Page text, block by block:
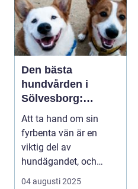
Den bästa
hundvården i
Sölvesborg:
hundtrim
Sölvesborg
Att ta hand om sin
fyrbenta vän är en
viktig del av
hundägandet, och
många djur...
04 augusti 2025